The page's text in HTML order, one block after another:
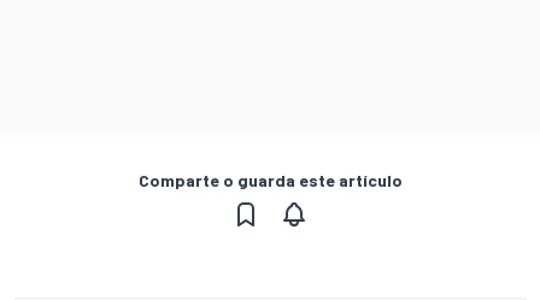
Comparte o guarda este artículo